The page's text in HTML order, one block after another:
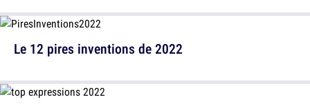
Le 12 pires inventions de 2022